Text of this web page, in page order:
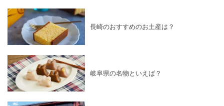
長崎のおすすめのお土産は？
岐阜県の名物といえば？